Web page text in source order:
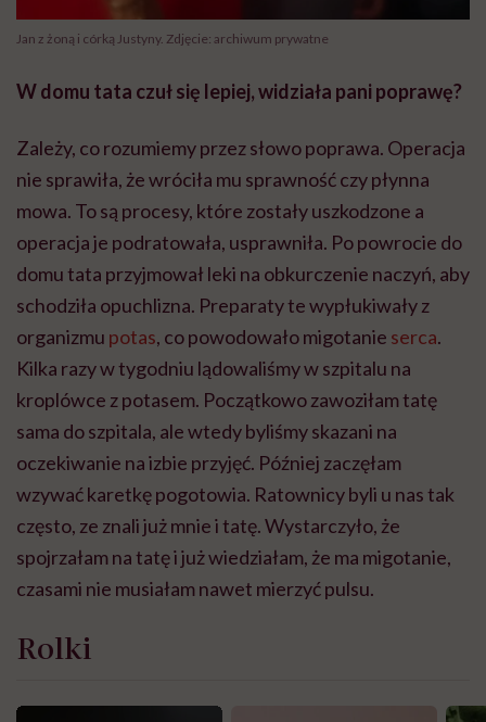
Jan z żoną i córką Justyny. Zdjęcie: archiwum prywatne
W domu tata czuł się lepiej, widziała pani poprawę?
Zależy, co rozumiemy przez słowo poprawa. Operacja
nie sprawiła, że wróciła mu sprawność czy płynna
mowa. To są procesy, które zostały uszkodzone a
operacja je podratowała, usprawniła. Po powrocie do
domu tata przyjmował leki na obkurczenie naczyń, aby
schodziła opuchlizna. Preparaty te wypłukiwały z
organizmu potas, co powodowało migotanie serca.
Kilka razy w tygodniu lądowaliśmy w szpitalu na
kroplówce z potasem. Początkowo zawoziłam tatę
sama do szpitala, ale wtedy byliśmy skazani na
oczekiwanie na izbie przyjęć. Później zaczęłam
wzywać karetkę pogotowia. Ratownicy byli u nas tak
często, ze znali już mnie i tatę. Wystarczyło, że
spojrzałam na tatę i już wiedziałam, że ma migotanie,
czasami nie musiałam nawet mierzyć pulsu.
Rolki